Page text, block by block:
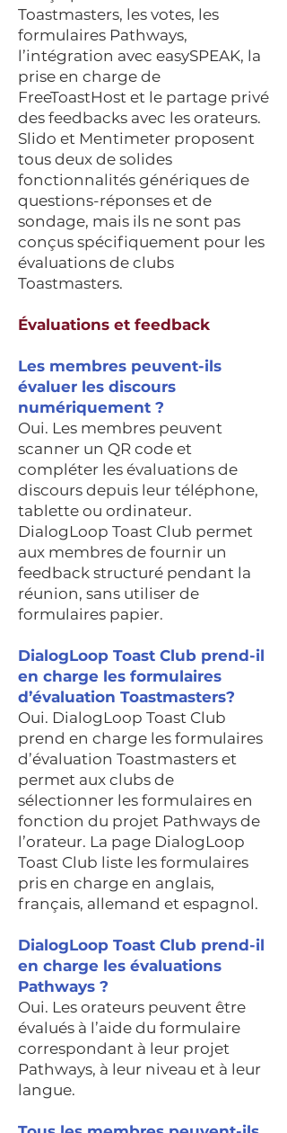
Toastmasters, les votes, les
formulaires Pathways,
l’intégration avec easySPEAK, la
prise en charge de
FreeToastHost et le partage privé
des feedbacks avec les orateurs.
Slido et Mentimeter proposent
tous deux de solides
fonctionnalités génériques de
questions-réponses et de
sondage, mais ils ne sont pas
conçus spécifiquement pour les
évaluations de clubs
Toastmasters.
Évaluations et feedback
Les membres peuvent-ils
évaluer les discours
numériquement ?
Oui. Les membres peuvent
scanner un QR code et
compléter les évaluations de
discours depuis leur téléphone,
tablette ou ordinateur.
DialogLoop Toast Club permet
aux membres de fournir un
feedback structuré pendant la
réunion, sans utiliser de
formulaires papier.
DialogLoop Toast Club prend-il
en charge les formulaires
d’évaluation Toastmasters?
Oui. DialogLoop Toast Club
prend en charge les formulaires
d’évaluation Toastmasters et
permet aux clubs de
sélectionner les formulaires en
fonction du projet Pathways de
l’orateur. La page DialogLoop
Toast Club liste les formulaires
pris en charge en anglais,
français, allemand et espagnol.
DialogLoop Toast Club prend-il
en charge les évaluations
Pathways ?
Oui. Les orateurs peuvent être
évalués à l’aide du formulaire
correspondant à leur projet
Pathways, à leur niveau et à leur
langue.